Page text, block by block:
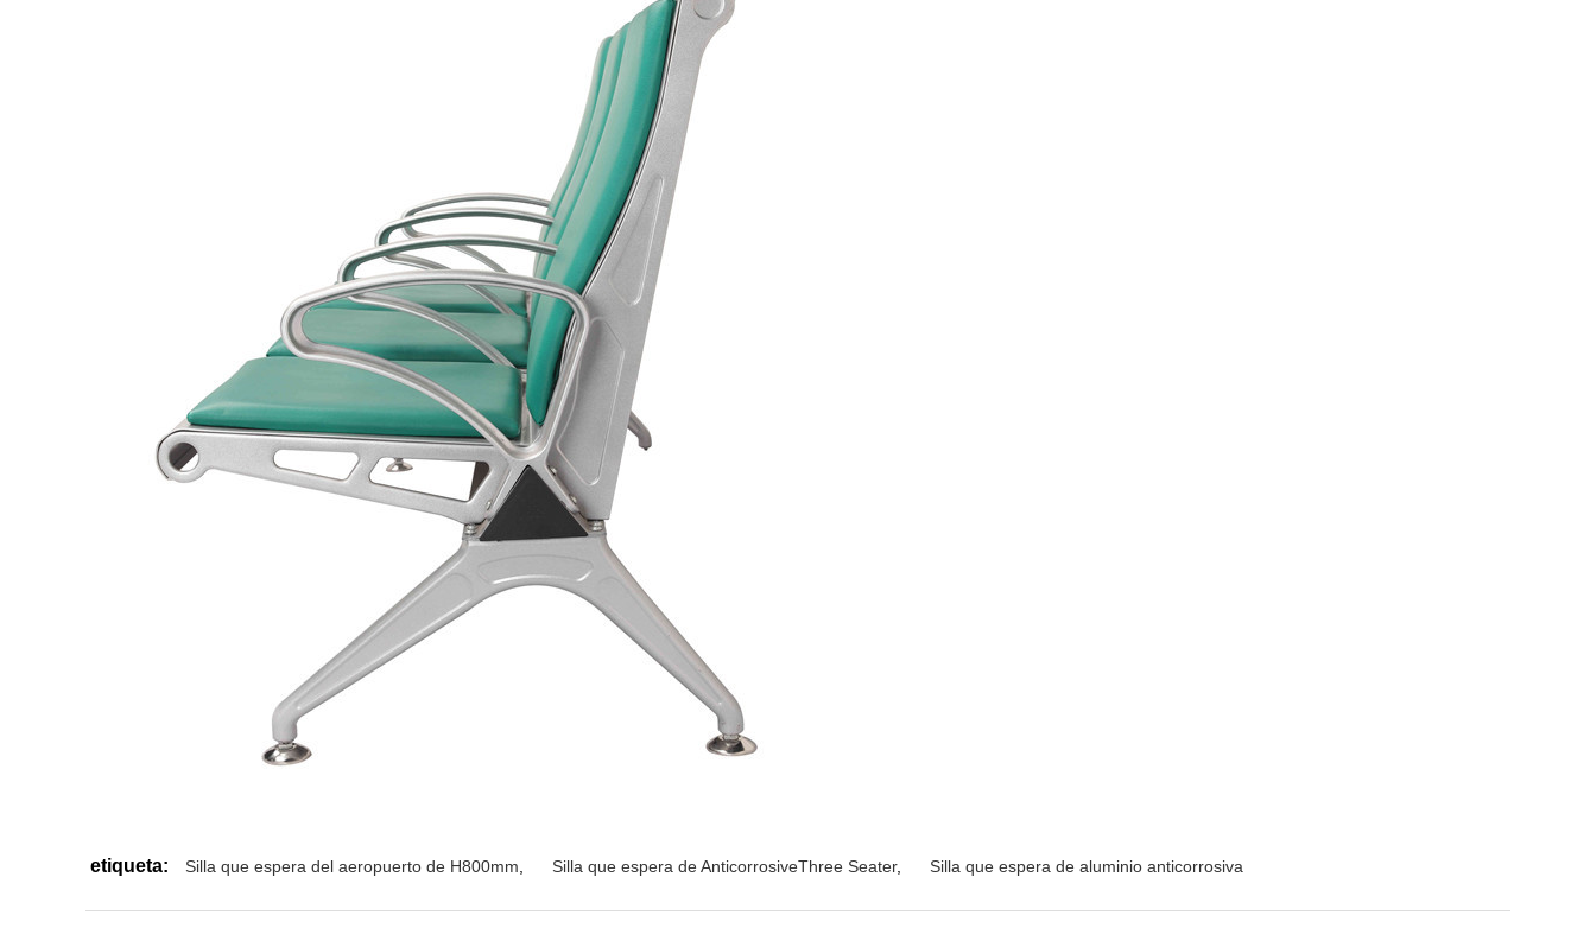
etiqueta: Silla que espera del aeropuerto de H800mm Silla que espera de AnticorrosiveThree Seater, Silla que espera de aluminio anticorrosiva